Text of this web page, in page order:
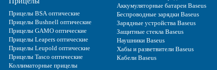
Прицелы BSA оптические
Прицелы Bushnell оптические
Прицелы GAMO оптические
Прицелы Leapers оптические
Прицелы Leupold оптические
Прицелы Tasco оптические
Коллиматорные прицелы
Аккумуляторные батареи Baseus
Беспроводные зарядки Baseus
Зарядные устройства Baseus
Защитные стекла Baseus
Наушники Baseus
Хабы и разветвители Baseus
Кабели Baseus